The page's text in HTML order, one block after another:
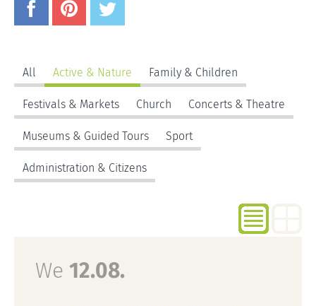
All Active & Nature Family & Children
Festivals & Markets Church Concerts & Theatre
Museums & Guided Tours Sport
Administration & Citizens
We 12.08.